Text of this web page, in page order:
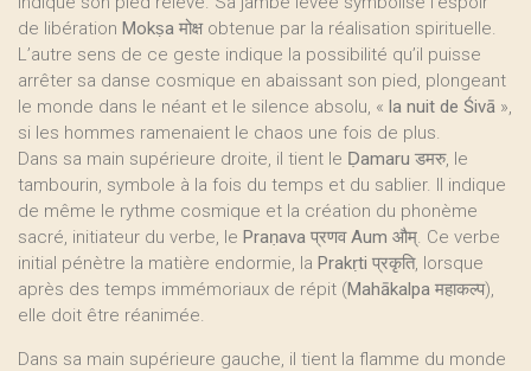
de libération Mokṣa मोक्ष obtenue par la réalisation spirituelle.
L’autre sens de ce geste indique la possibilité qu’il puisse
arrêter sa danse cosmique en abaissant son pied, plongeant
le monde dans le néant et le silence absolu, « la nuit de Śivā »,
si les hommes ramenaient le chaos une fois de plus.
Dans sa main supérieure droite, il tient le Ḍamaru डमरु, le
tambourin, symbole à la fois du temps et du sablier. Il indique
de même le rythme cosmique et la création du phonème
sacré, initiateur du verbe, le Praṇava प्रणवAum औम्. Ce verbe
initial pénètre la matière endormie, la Prakṛti प्रकृति, lorsque
après des temps immémoriaux de répit (Mahākalpa महाकल्प),
elle doit être réanimée.
Dans sa main supérieure gauche, il tient la flamme du monde